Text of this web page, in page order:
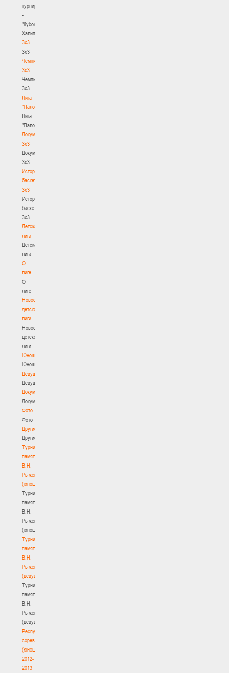
турнир
-
"Кубок
Халипского"
3x3
3x3
Чемпионат
3х3
Чемпионат
3х3
Лига
"Палова"
Лига
"Палова"
Документы
3х3
Документы
3х3
История
баскетбола
3х3
История
баскетбола
3х3
Детская
лига
Детская
лига
О
лиге
О
лиге
Новости
детской
лиги
Новости
детской
лиги
Юноши
Юноши
Девушки
Девушки
Документы
Документы
Фото
Фото
Другие
Другие
Турнир
памяти
В.Н.
Рыженкова
(юноши)
Турнир
памяти
В.Н.
Рыженкова
(юноши)
Турнир
памяти
В.Н.
Рыженкова
(девушки)
Турнир
памяти
В.Н.
Рыженкова
(девушки)
Республиканские
соревнования
(юноши)
2012-
2013